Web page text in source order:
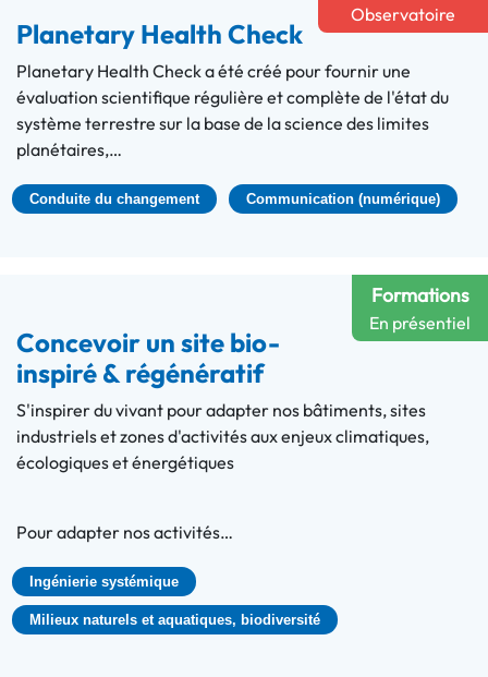
Observatoire
Planetary Health Check
Planetary Health Check a été créé pour fournir une
évaluation scientifique régulière et complète de l'état du
système terrestre sur la base de la science des limites
planétaires,…
Conduite du changement Communication (numérique)
Formations
En présentiel
Concevoir un site bio-
inspiré & régénératif
S'inspirer du vivant pour adapter nos bâtiments, sites
industriels et zones d'activités aux enjeux climatiques,
écologiques et énergétiques
Pour adapter nos activités…
Ingénierie systémique
Milieux naturels et aquatiques, biodiversité